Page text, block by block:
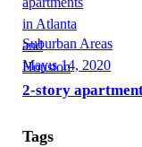
Suburban Areas
Mayıs 14, 2020
2-story
Tags